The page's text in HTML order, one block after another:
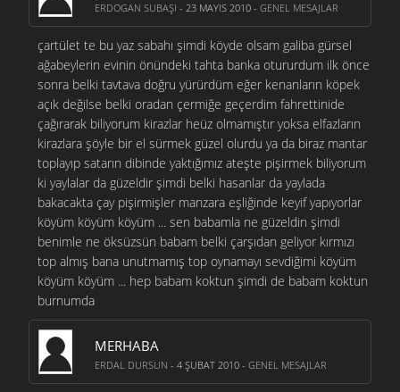
ERDOGAN SUBAŞI - 23 MAYIS 2010 - GENEL MESAJLAR
çartület te bu yaz sabahı şimdi köyde olsam galiba gürsel
ağabeylerin evinin önündeki tahta banka otururdum ilk önce
sonra belki tavtava doğru yürürdüm eğer kenanların köpek
açık değilse belki oradan çermiğe geçerdim fahrettinide
çağırarak biliyorum kirazlar heüz olmamıştır yoksa elfazların
kirazlara şöyle bir el sürmek güzel olurdu ya da biraz mantar
toplayıp satarın dibinde yaktığımız ateşte pişirmek biliyorum
ki yaylalar da güzeldir şimdi belki hasanlar da yaylada
bakacakta çay pişirmişler manzara eşliğinde keyif yapıyorlar
köyüm köyüm köyüm ... sen babamla ne güzeldin şimdi
benimle ne öksüzsün babam belki çarşıdan geliyor kırmızı
top almış bana unutmamış top oynamayı sevdiğimi köyüm
köyüm köyüm ... hep babam koktun şimdi de babam koktun
burnumda
MERHABA
ERDAL DURSUN - 4 ŞUBAT 2010 - GENEL MESAJLAR